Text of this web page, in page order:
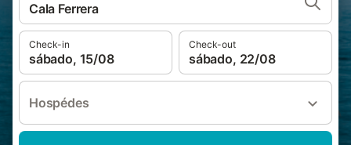
Cala Ferrera
Check-in
sábado, 15/08
Check-out
sábado, 22/08
Hospédes